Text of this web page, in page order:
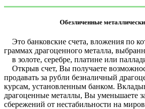
Обезличенные
Это банковские счета, вложения по
граммах драгоценного металла,
в золоте, серебре, платине или
Открыв счет, Вы получаете
продавать за рубли безналичный
курсам, установленным банком.
драгоценные металлы, Вы уменьшаете
сбережений от нестабильности на